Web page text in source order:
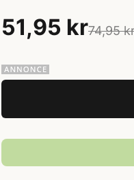
51,95 kr74,95